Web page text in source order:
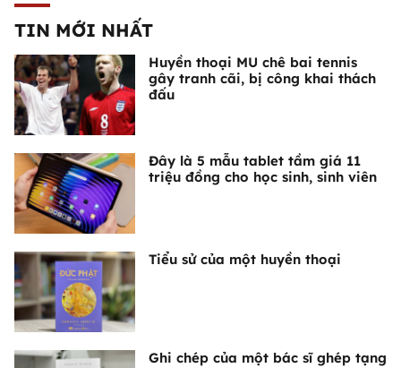
TIN MỚI NHẤT
Huyền thoại MU chê bai tennis
gây tranh cãi, bị công khai thách
đấu
Đây là 5 mẫu tablet tầm giá 11
triệu đồng cho học sinh, sinh viên
Tiểu sử của một huyền thoại
Ghi chép của một bác sĩ ghép tạng